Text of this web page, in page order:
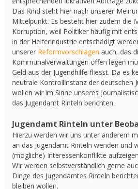
Das Kind steht hier nach unserer
Mittelpunkt. Es besteht hier zudem die
Korruption, weil Politiker häufig mit
in der Helferindustrie entschädigt
unserer Reformvorschlägen auch, das
Kommunalverwaltungen offen legen
Geld aus der Jugendhilfe fliesst. Da es
neutrale Kontrollinstanz der deutschen
wollen wir im Sinne unseres
das Jugendamt Rinteln berichten.
Jugendamt Rinteln unter
Hierzu werden wir uns unter anderem
an das Jugendamt Rinteln wenden und
(mögliche) Interessenkonflikte
Wir werden selbstverständlich gerne
Dinge des Jugendamtes Rinteln
bleiben wollen.